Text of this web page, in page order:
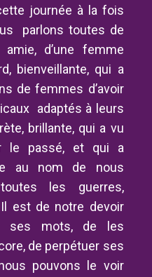
journée à la fois
parlons toutes de
d’une femme
bienveillante, qui a
de femmes d’avoir
adaptés à leurs
brillante, qui a vu
le passé, et qui a
au nom de nous
les guerres,
est de notre devoir
ses mots, de les
de perpétuer ses
pouvons le voir